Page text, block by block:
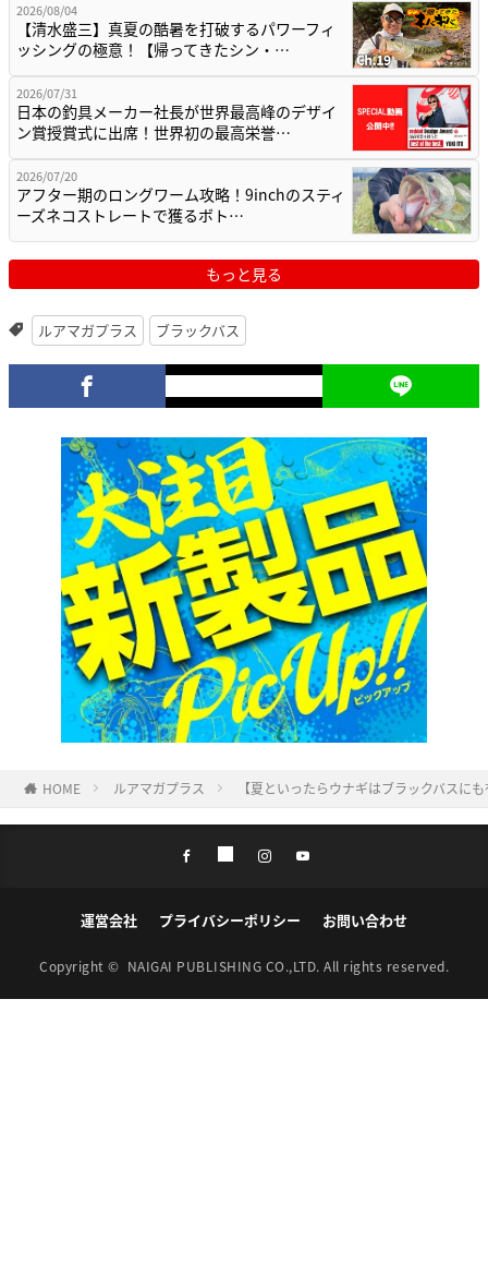
2026/08/04
【清水盛三】真夏の酷暑を打破するパワーフィ
ッシングの極意！【帰ってきたシン・…
2026/07/31
日本の釣具メーカー社長が世界最高峰のデザイ
ン賞授賞式に出席！世界初の最高栄誉…
2026/07/20
アフター期のロングワーム攻略！9inchのスティ
ーズネコストレートで獲るボト…
もっと見る
ルアマガプラス ブラックバス
HOME ルアマガプラス 【夏といったらウナギはブラックバスに
運営会社 プライバシーポリシー お問い合わせ
Copyright © NAIGAI PUBLISHING CO.,LTD. All rights reserved.